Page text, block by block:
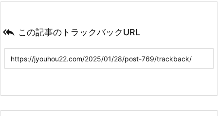
 この記事のトラックバックURL